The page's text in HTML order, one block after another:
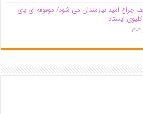
چراغ امید نیازمندان می شود/ موقوفه ای پای
ایستاد